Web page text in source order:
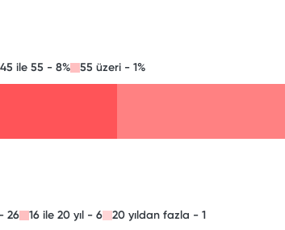
45 ile 55 - 8% 55 üzeri - 1%
26 16 ile 20 yıl - 6 20 yıldan fazla - 1